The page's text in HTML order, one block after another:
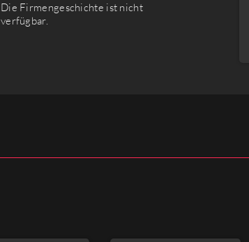
Perspektiven
Plattformen
Die Firmengeschichte ist nicht
verfügbar.